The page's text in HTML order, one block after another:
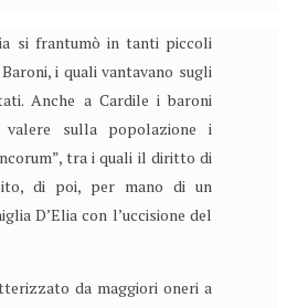
si frantumò in tanti piccoli
i quali vantavano sugli
Anche a Cardile i baroni
valere sulla popolazione i
tra i quali il diritto di
di poi, per mano di un
D’Elia con l’uccisione del
da maggiori oneri a